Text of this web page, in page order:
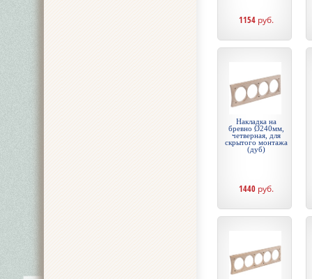
1154 руб.
Накладка на
бревно Ø240мм,
четверная, для
скрытого монтажа
(дуб)
1440 руб.